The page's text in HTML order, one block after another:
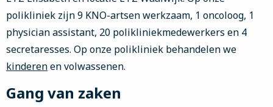
polikliniek zijn 9 KNO-artsen werkzaam, 1 oncoloog, 1
physician assistant, 20 polikliniekmedewerkers en 4
secretaresses. Op onze polikliniek behandelen we
kinderenen volwassenen.
Gang van zaken